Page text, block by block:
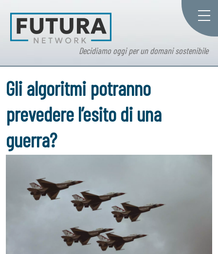
Decidiamo oggi per un domani sostenibile
Gli algoritmi potranno
prevedere l’esito di una
guerra?